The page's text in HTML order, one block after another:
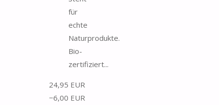
für
echte
Naturprodukte.
Bio-
zertifiziert...
24,95 EUR
−6,00 EUR